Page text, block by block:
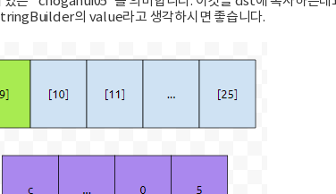
의 value라고 생각하시면 좋습니다.